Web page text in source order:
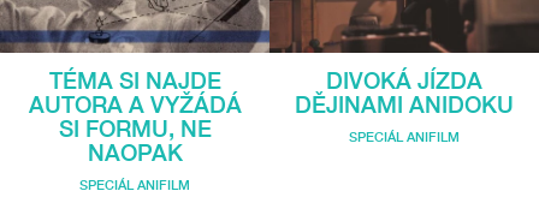
TÉMA SI NAJDE
AUTORA A VYŽÁDÁ
SI FORMU, NE
NAOPAK
SPECIÁL ANIFILM
DIVOKÁ JÍZDA
DĚJINAMI ANIDOKU
SPECIÁL ANIFILM